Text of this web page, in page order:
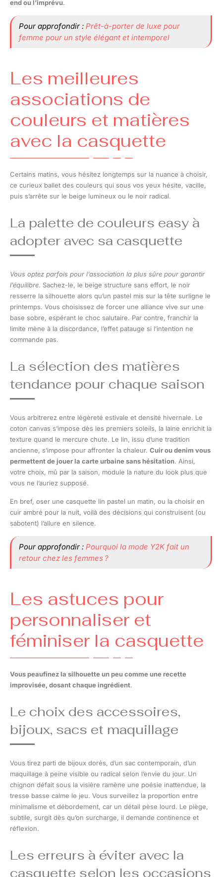
end ou l’imprévu.
Pour approfondir : Prêt-à-porter de luxe pour
femme pour un style élégant et intemporel
Les meilleures
associations de
couleurs et matières
avec la casquette
Certains matins, vous hésitez longtemps sur la nuance à choisir,
ce curieux ballet des couleurs qui sous vos yeux hésite, vacille,
puis s’arrête sur le beige lumineux ou le noir radical.
La palette de couleurs easy à
adopter avec sa casquette
Vous optez parfois pour l’association la plus sûre pour garantir
l’équilibre. Sachez-le, le beige structure sans effort, le noir
resserre la silhouette alors qu’un pastel mis sur la tête surligne le
printemps. Vous choisissez de forcer une alliance vive sur une
base sobre, espérant le choc salutaire. Par contre, franchir la
limite mène à la discordance, l’effet patauge si l’intention ne
commande pas.
La sélection des matières
tendance pour chaque saison
Vous arbitrerez entre légèreté estivale et densité hivernale. Le
coton canvas s’impose dès les premiers soleils, la laine enrichit la
texture quand le mercure chute. Le lin, issu d’une tradition
ancienne, s’impose pour affronter la chaleur. Cuir ou denim vous
permettent de jouer la carte urbaine sans hésitation. Ainsi,
votre choix, mû par la saison, module la nature du look plus que
vous ne l’auriez supposé.
En bref, oser une casquette lin pastel un matin, ou la choisir en
cuir ambré pour la nuit, voilà des décisions qui construisent (ou
sabotent) l’allure en silence.
Pour approfondir : Pourquoi la mode Y2K fait un
retour chez les femmes ?
Les astuces pour
personnaliser et
féminiser la casquette
Vous peaufinez la silhouette un peu comme une recette
improvisée, dosant chaque ingrédient.
Le choix des accessoires,
bijoux, sacs et maquillage
Vous tirez parti de bijoux dorés, d’un sac contemporain, d’un
maquillage à peine visible ou radical selon l’envie du jour. Un
chignon défait sous la visière ramène une poésie inattendue, la
tresse basse calme le jeu. Vous surveillez la proportion entre
minimalisme et débordement, car un détail pèse lourd. Le piège,
subtile, surgit dès qu’on surcharge, il demande continence et
réflexion.
Les erreurs à éviter avec la
casquette selon les occasions